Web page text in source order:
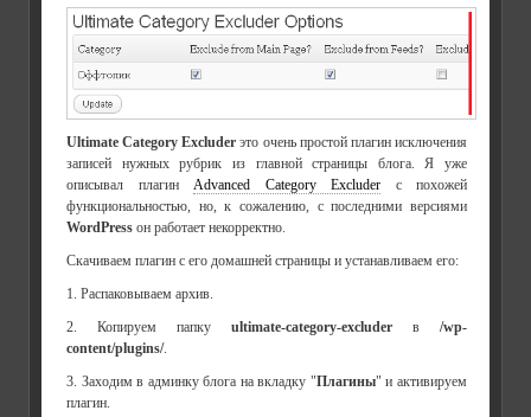
Ultimate Category Excluder это очень простой плагин исключения
записей нужных рубрик из главной страницы блога. Я уже
описывал плагин Advanced Category Excluder с похожей
функциональностью, но, к сожалению, с последними версиями
WordPress он работает некорректно.
Скачиваем плагин с его домашней страницы и устанавливаем его:
1. Распаковываем архив.
2. Копируем папку ultimate-category-excluder в /wp-
content/plugins/.
3. Заходим в админку блога на вкладку "Плагины" и активируем
плагин.